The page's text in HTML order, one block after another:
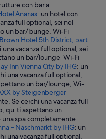
con bar a
Ananas: un hotel con
full optional, sei nel
un bar/lounge, Wi-Fi
Hotel 5th District, part
una vacanza full optional, sei
un bar/lounge, Wi-Fi
Inn Vienna City by IHG: un
una vacanza full optional,
un bar/lounge, Wi-
by Steigenberger
Se cerchi una vacanza full
qui ti aspettano un
spa completamente
– Naschmarkt by IHG: un
una vacanza full optional,